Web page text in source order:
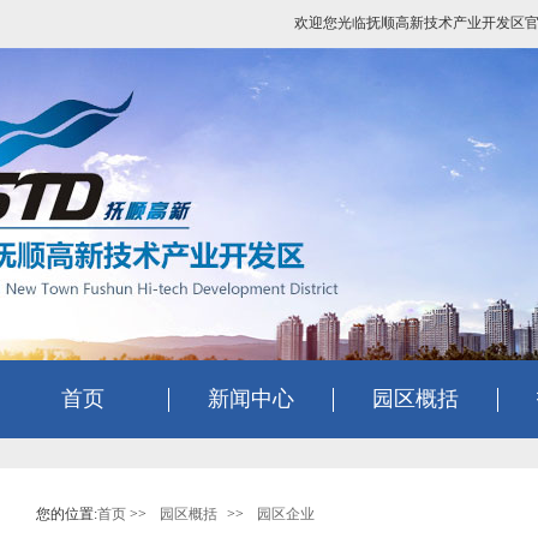
欢迎您光临抚顺高新技术产业开发区
首页 新闻中心 园区概括
您的位置:首页 >> 园区概括 >> 园区企业